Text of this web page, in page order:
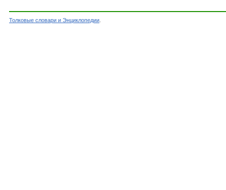
Толковые словари и Энциклопедии